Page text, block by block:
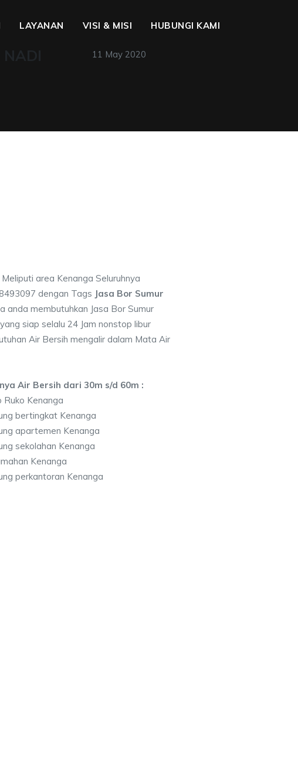
LAYANAN VISI & MISI HUBUNGI KAMI
11 May 2020
area Kenanga Seluruhnya
dengan Tags Jasa Bor Sumur
anda membutuhkan Jasa Bor Sumur
siap selalu 24 Jam nonstop libur
Air Bersih mengalir dalam Mata Air
Air Bersih dari 30m s/d 60m :
Ruko Kenanga
bertingkat Kenanga
apartemen Kenanga
sekolahan Kenanga
Kenanga
perkantoran Kenanga